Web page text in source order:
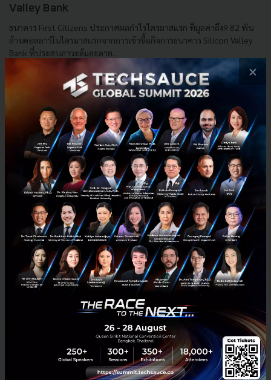
Valley Bank
ธนาคาร First Citizens ประกาศผลกำไรไตรมาสแรก ที่มูลค่าถึง9.82 พัน
ล้านดอลลาร์ในไตรมาสแรกจากการเข้าซื้อกิจการธนาคาร Silicon Valley
Bank ที่ประสบภาวะล้มละลาย...
| By Techsauce Team
first-citizens silicon-valley-bank
E-mail :contact@techsauce.co
Tel : 02-001-5375
Mobile : 06-4658-9500
Techsauce Media
About Techsauce
Techsauce Services
Privacy Policy
ส่งบทความ
×